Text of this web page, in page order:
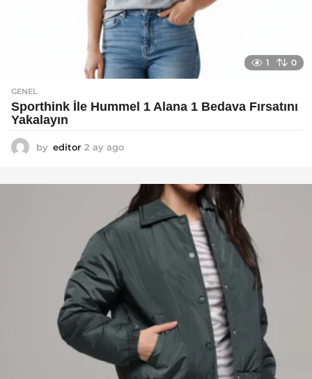
1 0
GENEL
Sporthink İle Hummel 1 Alana 1 Bedava Fırsatını
Yakalayın
by editor 2 ay ago
a
g
o